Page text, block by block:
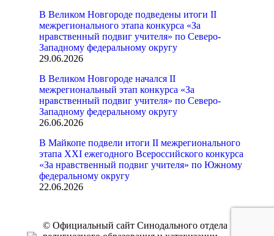
В Великом Новгороде подведены итоги II
межрегионального этапа конкурса «За
нравственный подвиг учителя» по Северо-
Западному федеральному округу
29.06.2026
В Великом Новгороде начался II
межрегиональный этап конкурса «За
нравственный подвиг учителя» по Северо-
Западному федеральному округу
26.06.2026
В Майкопе подвели итоги II межрегионального
этапа XXI ежегодного Всероссийского конкурса
«За нравственный подвиг учителя» по Южному
федеральному округу
22.06.2026
© Официальный сайт Синодального отдела